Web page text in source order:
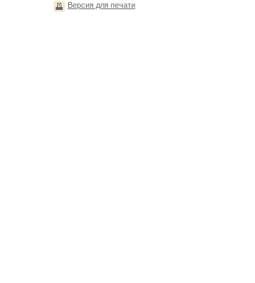
Версия для печати